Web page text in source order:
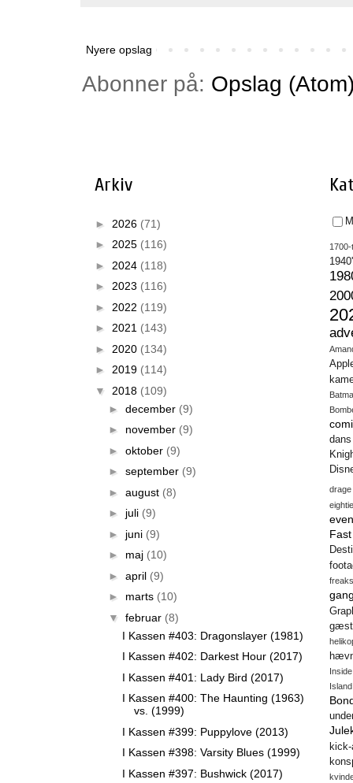
Nyere opslag
Abonner på: Opslag
Arkiv
► 2026 (71)
► 2025 (116)
► 2024 (118)
► 2023 (116)
► 2022 (119)
► 2021 (143)
► 2020 (134)
► 2019 (114)
▼ 2018 (109)
► december (9)
► november (9)
► oktober (9)
► september (9)
► august (8)
► juli (9)
► juni (9)
► maj (10)
► april (9)
► marts (10)
▼ februar (8)
I Kassen #403: Dragonslayer (1981)
I Kassen #402: Darkest Hour (2017)
I Kassen #401: Lady Bird (2017)
I Kassen #400: The Haunting (1963)
vs. (1999)
I Kassen #399: Puppylove (2013)
I Kassen #398: Varsity Blues (1999)
I Kassen #397: Bushwick (2017)
1700-
dans
drage
freaks
Island